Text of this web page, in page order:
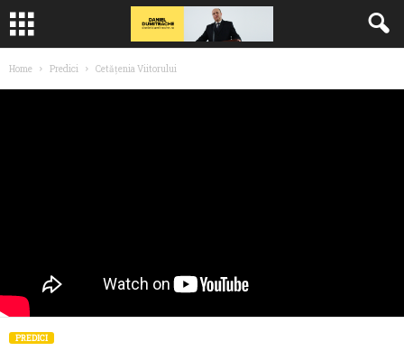
Home Predici Cetățenia Viitorului
PREDICI